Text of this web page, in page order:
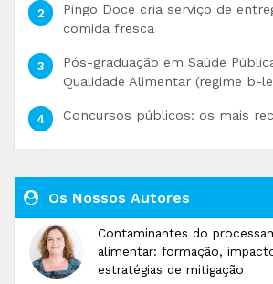
Pingo Doce cria serviço de
comida fresca
Pós-graduação em Saúde
Qualidade Alimentar (regime b-
Concursos públicos: os mais
Os Nossos Autores
Contaminantes do
alimentar: formação,
estratégias de mitigação